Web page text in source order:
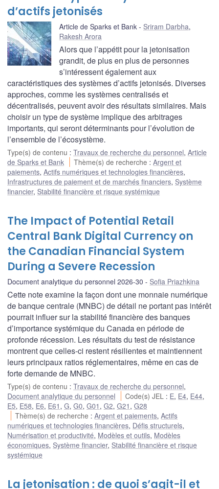
d’actifs jetonisés
Article de Sparks et Bank Sriram Darbha,
Rakesh Arora
Alors que l’appétit pour la jetonisation
grandit, de plus en plus de personnes
s’intéressent également aux
caractéristiques des systèmes d’actifs jetonisés. Diverses
approches, comme les systèmes centralisés et
décentralisés, peuvent avoir des résultats similaires. Mais
choisir un type de système implique des arbitrages
importants, qui seront déterminants pour l’évolution de
l’ensemble de l’écosystème.
Type(s) de contenu : Travaux de recherche du personnel, Article
de Sparks et Bank
Thème(s) de recherche :Argent et
paiements, Actifs numériques et technologies financières,
Infrastructures de paiement et de marchés financiers, Système
financier, Stabilité financière et risque systémique
The Impact of Potential Retail
Central Bank Digital Currency on
the Canadian Financial System
During a Severe Recession
Document analytique du personnel 2026-30 Sofia Priazhkina
Cette note examine la façon dont une monnaie numérique
de banque centrale (MNBC) de détail ne portant pas intérêt
pourrait influer sur la stabilité financière des banques
d’importance systémique du Canada en période de
profonde récession. Les résultats du test de résistance
montrent que celles-ci restent résilientes et maintiennent
leurs principaux ratios réglementaires, même en cas de
forte demande de MNBC.
Type(s) de contenu : Travaux de recherche du personnel,
Document analytique du personnel
Code(s) JEL : E, E4, E44,
E5, E58, E6, E61 , G, G0, G01 , G2, G21 , G28
Thème(s) de recherche :Argent et paiements,Actifs
numériques et technologies financières, Défis structurels,
Numérisation et productivité, Modèles et outils, Modèles
économiques, Système financier, Stabilité financière et risque
systémique
La jetonisation : de quoi s’agit-il et